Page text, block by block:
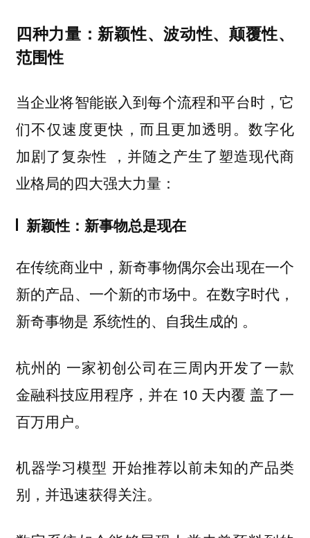
四种力量：新颖性、波动性、颠覆性、
范围性
当企业将智能嵌入到每个流程和平台时，它
们不仅速度更快，而且更加透明。数字化
加剧了复杂性 ，并随之产生了塑造现代商
业格局的四大强大力量：
新颖性：新事物总是现在
在传统商业中，新奇事物偶尔会出现在一个
新的产品、一个新的市场中。在数字时代，
新奇事物是 系统性的、自我生成的 。
杭州的 一家初创公司在三周内开发了一款
金融科技应用程序，并在 10 天内覆 盖了一
百万用户。
机器学习模型 开始推荐以前未知的产品类
别，并迅速获得关注。